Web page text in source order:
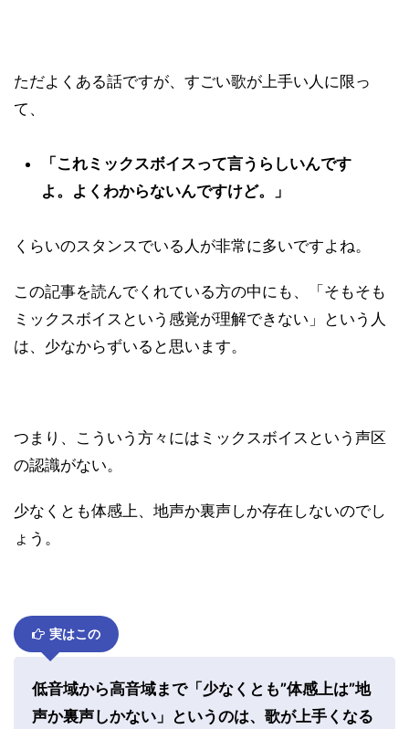
ただよくある話ですが、すごい歌が上手い人に限っ
て、
「これミックスボイスって言うらしいんです
よ。よくわからないんですけど。」
くらいのスタンスでいる人が非常に多いですよね。
この記事を読んでくれている方の中にも、「そもそも
ミックスボイスという感覚が理解できない」という人
は、少なからずいると思います。
つまり、こういう方々にはミックスボイスという声区
の認識がない。
少なくとも体感上、地声か裏声しか存在しないのでし
ょう。
実はこの
低音域から高音域まで「少なくとも”体感上は”地
声か裏声しかない」というのは、歌が上手くなる